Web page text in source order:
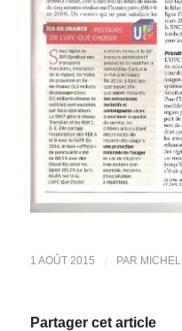
1 AOÛT 2015 / PAR MICHEL
Partager cet article